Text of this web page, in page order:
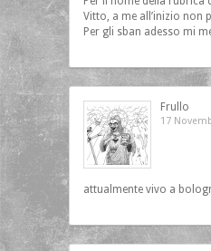
Vitto, a me all’inizio non
Per gli sban adesso mi
Frullo
17
attualmente vivo a